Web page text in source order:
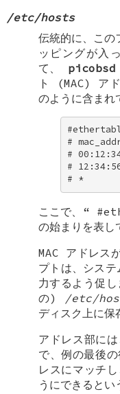
/etc/hosts
伝統的に、こ
ッピングが入
て、 picobsd
ト (MAC) ア
のように含まれ
#
#
#
# *
ここで、“
の始まりを表し
MAC アドレス
プトは、シス
力するよう促
の)
/etc/
ディスク上に保
アドレス部に
で、例の最後
レスにマッチ
うにできるとい